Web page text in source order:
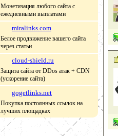
Монетизация любого сайта с
ежедневными выплатами
miralinks.com
Белое продвижение вашего сайта
через статьи
cloud-shield.ru
Защита сайта от DDos атак + CDN
(ускорение сайта)
gogetlinks.net
Покупка постоянных ссылок на
лучших площадках